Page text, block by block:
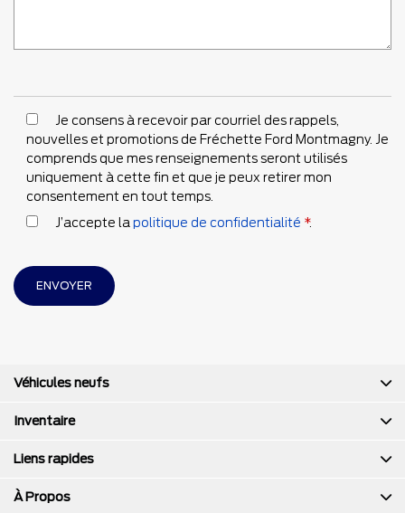
Je consens à recevoir par courriel des rappels,
nouvelles et promotions de Fréchette Ford Montmagny. Je
comprends que mes renseignements seront utilisés
uniquement à cette fin et que je peux retirer mon
consentement en tout temps.
J’accepte la politique de confidentialité *.
Véhicules neufs
Inventaire
Liens rapides
À Propos